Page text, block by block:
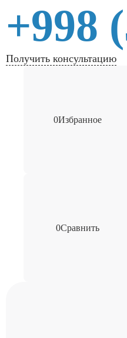
+998
Получить консультацию
0Избранное
0Сравнить